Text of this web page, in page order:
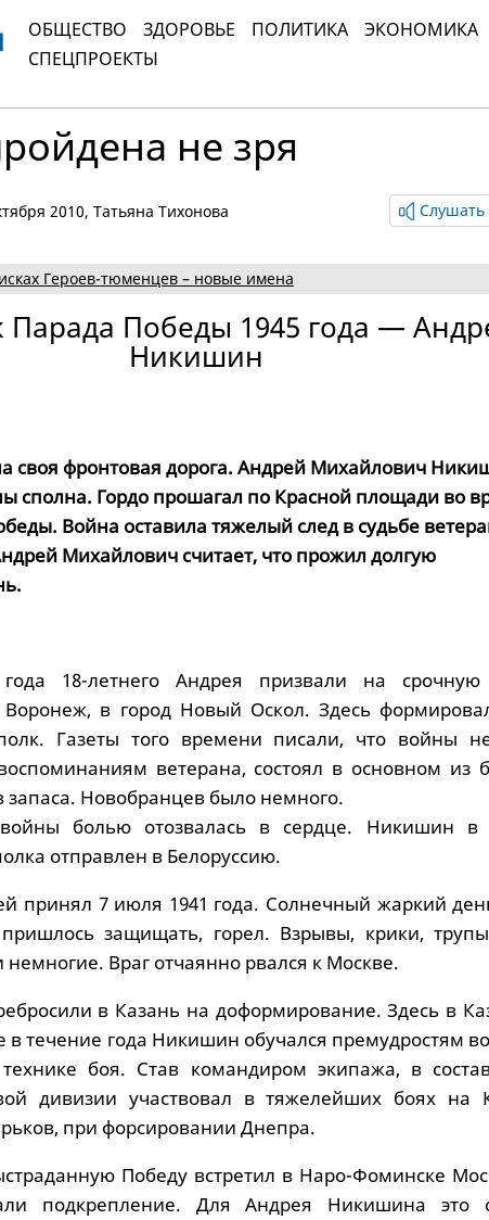
ОБЩЕСТВО ЗДОРОВЬЕ ПОЛИТИКА
ЭКОНОМИКА
СПЕЦПРОЕКТЫ
не зря
2010, Татьяна Тихонова Слушать
Героев-тюменцев – новые имена
Парада Победы 1945 года —
Никишин
своя фронтовая дорога. Андрей Михайлович
сполна. Гордо прошагал по Красной площади во
Война оставила тяжелый след в судьбе
Михайлович считает, что прожил долгую
18-летнего Андрея призвали на срочную
в город Новый Оскол. Здесь
Газеты того времени писали, что войны
ветерана, состоял в основном из
запаса. Новобранцев было немного.
болью отозвалась в сердце. Никишин в
отправлен в Белоруссию.
принял 7 июля 1941 года. Солнечный жаркий
защищать, горел. Взрывы, крики,
Враг отчаянно рвался к Москве.
в Казань на доформирование. Здесь в
в течение года Никишин обучался премудростям
боя. Став командиром экипажа, в
дивизии участвовал в тяжелейших боях на
при форсировании Днепра.
Победу встретил в Наро-Фоминске
подкрепление. Для Андрея Никишина это